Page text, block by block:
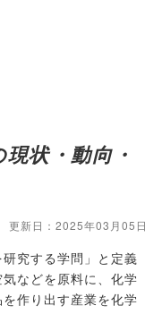
状・動向・
更新日：2025年03月05日
究する学問」と定義
などを原料に、化学
作り出す産業を化学